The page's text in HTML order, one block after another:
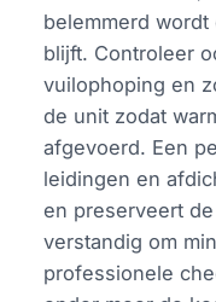
belemmerd
blijft. Controleer
vuilophoping en
de unit zodat
afgevoerd. Een
leidingen en
en preserveert
verstandig om
professionele